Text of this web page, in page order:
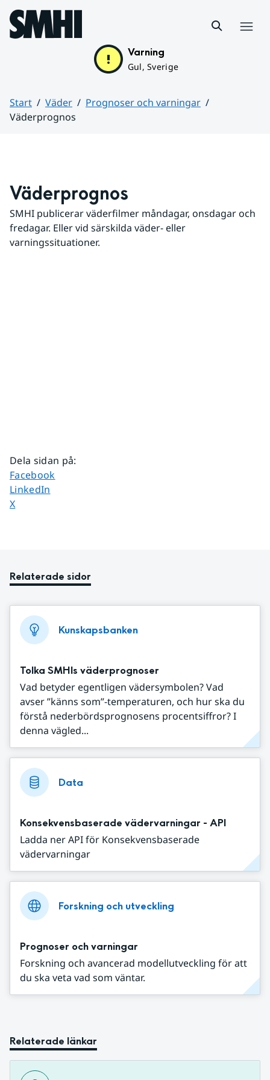
Hoppa till sidans innehåll
Varning
Gul, Sverige
Start Väder
Prognoser och varningar
Väderprognos
Väderprognos
SMHI publicerar väderfilmer måndagar, onsdagar och
fredagar. Eller vid särskilda väder- eller
varningssituationer.
Dela sidan på:
Dela sidan på
Facebook
Dela sidan på
LinkedIn
Dela sidan på
X
Relaterade sidor
Kunskapsbanken
Tolka SMHIs väderprognoser
Vad betyder egentligen vädersymbolen? Vad
avser ”känns som”-temperaturen, och hur ska du
förstå nederbördsprognosens procentsiffror? I
denna vägled...
Data
Konsekvensbaserade vädervarningar - API
Ladda ner API för Konsekvensbaserade
vädervarningar
Forskning och utveckling
Prognoser och varningar
Forskning och avancerad modellutveckling för att
du ska veta vad som väntar.
Relaterade länkar